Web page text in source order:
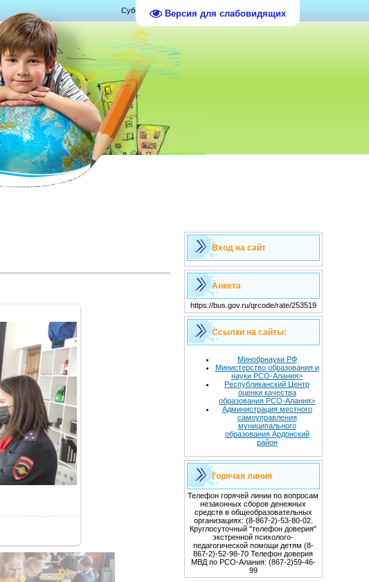
Версия для слабовидящих
Суббота, 08.08.2026, 06:37
Вход на сайт
Анкета
https://bus.gov.ru/qrcode/rate/253519
Ссылки на сайты:
Минобрнауки РФ
Министерство образования и
науки РСО-Алания>
Республиканский Центр
оценки качества
образования РСО-Алания>
Администрация местного
самоуправления
муниципального
образования Ардонский
район
Горячая линия
Телефон горячей линии по вопросам
незаконных сборов денежных
средств в общеобразовательных
организациях: (8-867-2)-53-80-02.
Круглосуточный "телефон доверия"
экстренной психолого-
педагогической помощи детям (8-
867-2)-52-98-70 Телефон доверия
МВД по РСО-Алания: (867-2)59-46-
99